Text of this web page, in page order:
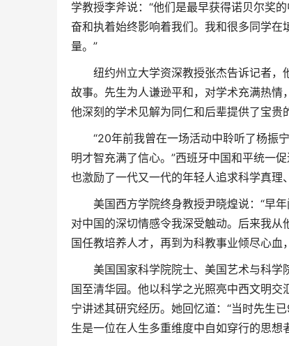
学教授李斧说：“他们是最早获得诺贝尔奖
奋和执着始终影响着我们。我和很多同学
量。”
纽约州立大学资深教授张杰告诉记者，
故事。先生为人谦逊平和，对学术充满热情
他深刻的学术见解为同仁和后辈提供了宝贵
“20年前我曾在一场活动中聆听了杨振宁
明才智充满了信心。”西班牙中国和平统一
也激励了一代又一代的年轻人追求科学真理
美国西方学院终身教授尹晓煌说：“早年
对中国的深切情感令我深受触动。后来我
国任教培养人才，再到为科教事业倾尽心血
美国国家科学院院士、美国艺术与科学
国至清华园。他以科学之光照亮中西文明
宁讲述其研究经历。她回忆道：“当时先生
生是一位在人生多重维度中自如穿行的思想